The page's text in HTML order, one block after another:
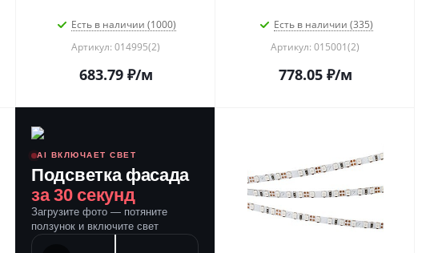
Есть в наличии (1000)
Артикул: 014995(2)
683.79₽/м
Есть в наличии (335)
Артикул: 015001(2)
778.05₽/м
AI ВКЛЮЧАЕТ СВЕТ
Подсветка фасада
за 30 секунд
Загрузите фото — потяните
ползунок и включите свет